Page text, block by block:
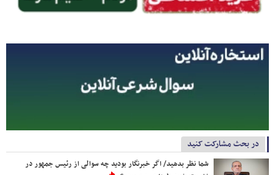
در بحث مشارکت کنید
شما نظر بدهید/ اگر خبرنگار بودید چه سوالی از رئیس جمهور در